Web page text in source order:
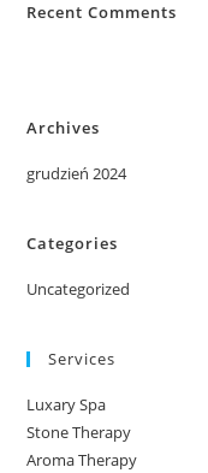
Recent Comments
Archives
grudzień 2024
Categories
Uncategorized
Services
Luxary Spa
Stone Therapy
Aroma Therapy